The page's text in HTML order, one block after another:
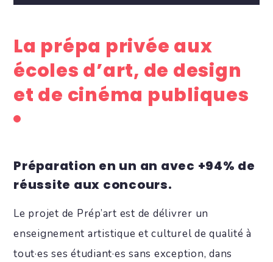
La prépa privée aux
écoles d’art, de design
et de cinéma publiques
Préparation en un an avec +94% de
réussite aux concours.
Le projet de Prép’art est de délivrer un
enseignement artistique et culturel de qualité à
tout·es ses étudiant·es sans exception, dans